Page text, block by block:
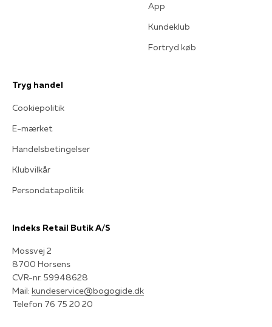
App
Kundeklub
Fortryd køb
Tryg handel
Cookiepolitik
E-mærket
Handelsbetingelser
Klubvilkår
Persondatapolitik
Indeks Retail Butik A/S
Mossvej 2
8700 Horsens
CVR-nr. 59948628
Mail: kundeservice@bogogide.dk
Telefon 76 75 20 20